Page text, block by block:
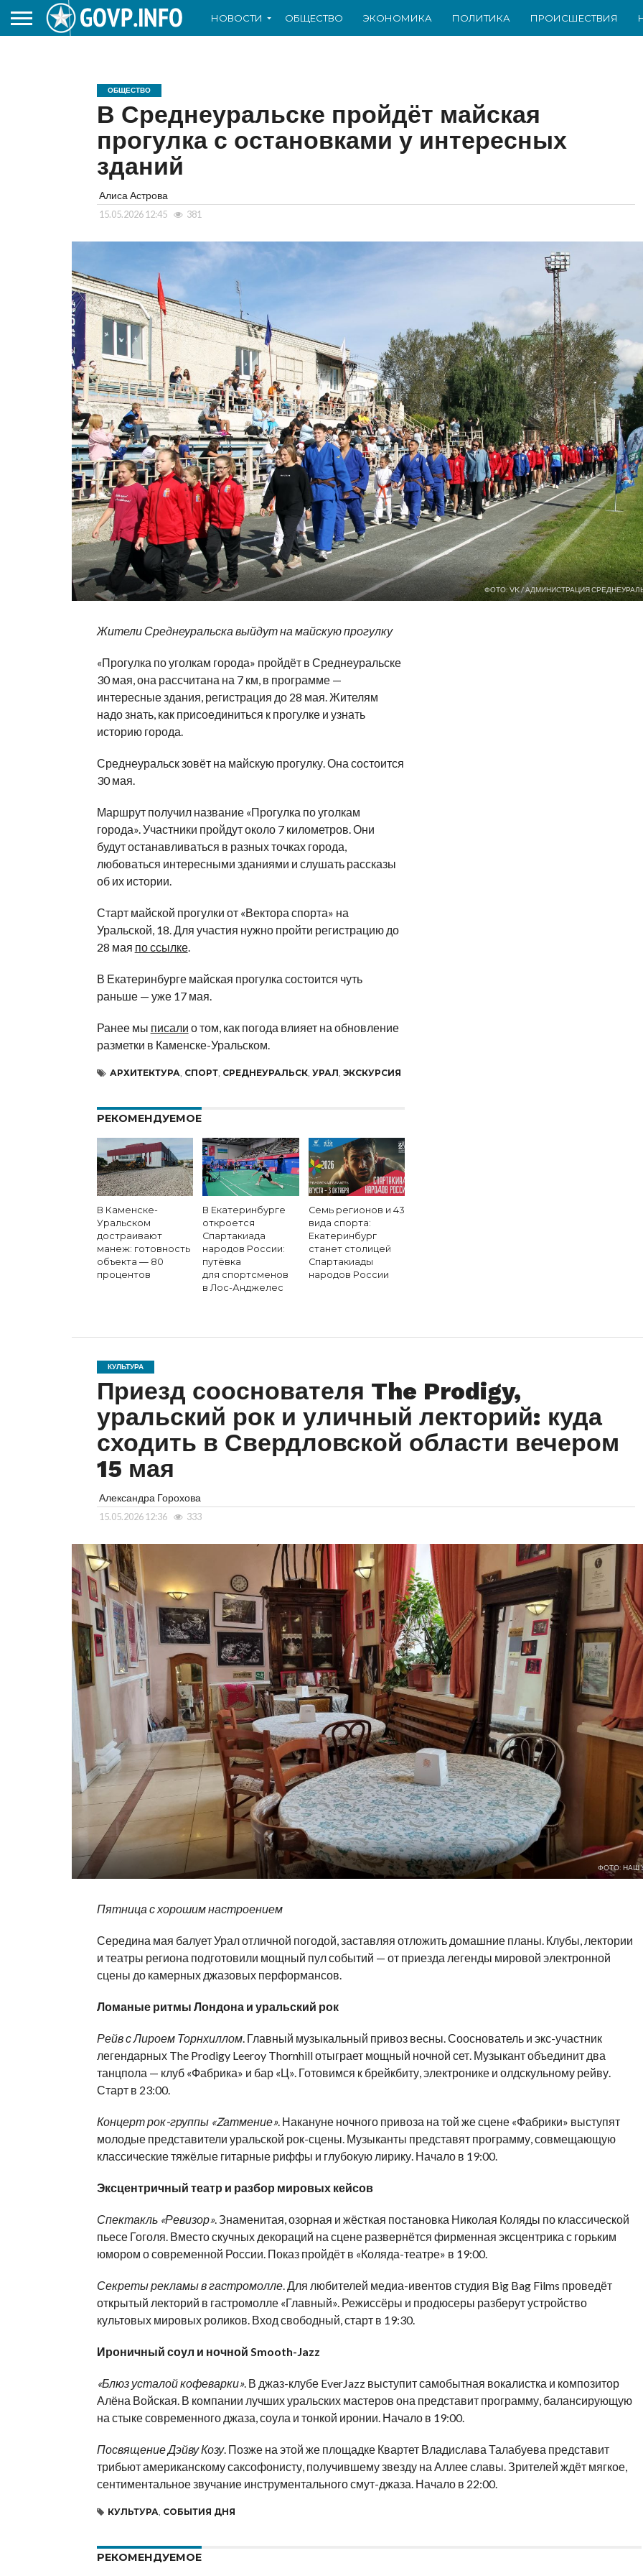
НОВОСТИ ОБЩЕСТВО ЭКОНОМИКА ПОЛИТИКА ПРОИСШЕСТВИЯ
ОБЩЕСТВО
В Среднеуральске пройдёт майская
прогулка с остановками у интересных
зданий
Алиса Астрова
15.05.2026 12:45 381
ФОТО: VK / АДМИНИСТРАЦИЯ
Жители Среднеуральска выйдут на майскую прогулку
«Прогулка по уголкам города» пройдёт в Среднеуральске
30 мая, она рассчитана на 7 км, в программе —
интересные здания, регистрация до 28 мая. Жителям
надо знать, как присоединиться к прогулке и узнать
историю города.
Среднеуральск зовёт на майскую прогулку. Она состоится
30 мая.
Маршрут получил название «Прогулка по уголкам
города». Участники пройдут около 7 километров. Они
будут останавливаться в разных точках города,
любоваться интересными зданиями и слушать рассказы
об их истории.
Старт майской прогулки от «Вектора спорта» на
Уральской, 18. Для участия нужно пройти регистрацию до
28 мая по ссылке.
В Екатеринбурге майская прогулка состоится чуть
раньше — уже 17 мая.
Ранее мы писали о том,как погода влияет на обновление
разметки в Каменске-Уральском.
АРХИТЕКТУРА, СПОРТ, СРЕДНЕУРАЛЬСК, УРАЛ, ЭКСКУРСИЯ
РЕКОМЕНДУЕМОЕ
В Каменске-
Уральском
достраивают
манеж: готовность
объекта — 80
процентов
В Екатеринбурге
откроется
Спартакиада
народов России:
путёвка
для спортсменов
в Лос-Анджелес
Семь регионов и 43
вида спорта:
Екатеринбург
станет столицей
Спартакиады
народов России
КУЛЬТУРА
Приезд сооснователя The Prodigy,
уральский рок и уличный лекторий: куда
сходить в Свердловской области вечером
15 мая
Александра Горохова
15.05.2026 12:36 333
ФОТО: НАШ
Пятница с хорошим настроением
Середина мая балует Урал отличной погодой, заставляя отложить домашние планы. Клубы, лектории
и театры региона подготовили мощный пул событий — от приезда легенды мировой электронной
сцены до камерных джазовых перформансов.
Ломаные ритмы Лондона и уральский рок
Рейв с Лироем Торнхиллом. Главный музыкальный привоз весны. Сооснователь и экс-участник
легендарных The Prodigy Leeroy Thornhill отыграет мощный ночной сет. Музыкант объединит два
танцпола — клуб «Фабрика» и бар «Ц». Готовимся к брейкбиту, электронике и олдскульному рейву.
Старт в 23:00.
Концерт рок-группы «Zатмение». Накануне ночного привоза на той же сцене «Фабрики» выступят
молодые представители уральской рок-сцены. Музыканты представят программу, совмещающую
классические тяжёлые гитарные риффы и глубокую лирику. Начало в 19:00.
Эксцентричный театр и разбор мировых кейсов
Спектакль «Ревизор». Знаменитая, озорная и жёсткая постановка Николая Коляды по классической
пьесе Гоголя. Вместо скучных декораций на сцене развернётся фирменная эксцентрика с горьким
юмором о современной России. Показ пройдёт в «Коляда-театре» в 19:00.
Секреты рекламы в гастромолле. Для любителей медиа-ивентов студия Big Bag Films проведёт
открытый лекторий в гастромолле «Главный». Режиссёры и продюсеры разберут устройство
культовых мировых роликов. Вход свободный, старт в 19:30.
Ироничный соул и ночной Smooth-Jazz
«Блюз усталой кофеварки». В джаз-клубе EverJazz выступит самобытная вокалистка и композитор
Алёна Войская. В компании лучших уральских мастеров она представит программу, балансирующую
на стыке современного джаза, соула и тонкой иронии. Начало в 19:00.
Посвящение Дэйву Козу. Позже на этой же площадке Квартет Владислава Талабуева представит
трибьют американскому саксофонисту, получившему звезду на Аллее славы. Зрителей ждёт мягкое,
сентиментальное звучание инструментального смут-джаза. Начало в 22:00.
КУЛЬТУРА, СОБЫТИЯ ДНЯ
РЕКОМЕНДУЕМОЕ